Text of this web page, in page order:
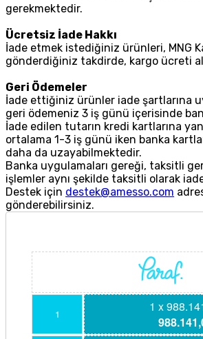
gerekmektedir.
Ücretsiz İade Hakkı
İade etmek istediğiniz ürünleri, MNG
gönderdiğiniz takdirde, kargo ücreti
Geri Ödemeler
İade ettiğiniz ürünler iade şartlarına
geri ödemeniz 3 iş günü içerisinde
İade edilen tutarın kredi kartlarına
ortalama 1-3 iş günü iken banka
daha da uzayabilmektedir.
Banka uygulamaları gereği, taksitli
işlemler aynı şekilde taksitli olarak
Destek için destek@amesso.com
gönderebilirsiniz.
1
1 x